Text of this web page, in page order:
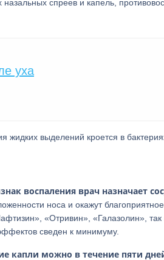
спреев и капель,
уха
жидких выделений кроется в
воспаления врач назначает
носа и окажут
«Отривин», «Галазолин»,
сведен к минимуму.
капли можно в течение пяти